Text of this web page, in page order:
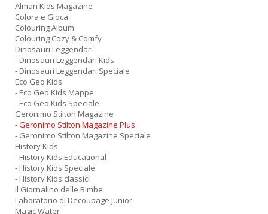
Alman Kids Magazine
Colora e Gioca
Colouring Album
Colouring Cozy & Comfy
Dinosauri Leggendari
- Dinosauri Leggendari Kids
- Dinosauri Leggendari Speciale
Eco Geo Kids
- Eco Geo Kids Mappe
- Eco Geo Kids Speciale
Geronimo Stilton Magazine
- Geronimo Stilton Magazine Plus
- Geronimo Stilton Magazine Speciale
History Kids
- History Kids Educational
- History Kids Speciale
- History Kids classici
Il Giornalino delle Bimbe
Laboratorio di Decoupage Junior
Magic Water